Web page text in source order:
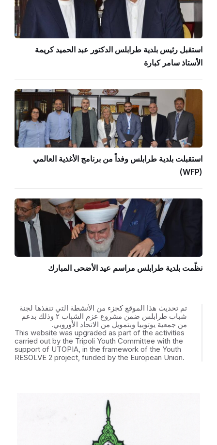
استقبل رئيس بلدية طرابلس الدكتور عبد الحميد كريمة
الأستاذ سامر كبارة
استقبلت بلدية طرابلس وفداً من برنامج الأغذية العالمي
(WFP)
نظّمت بلدية طرابلس مراسم عيد الأضحى المبارك
تم تحديث هذا الموقع كجزء من الأنشطة التي تنفذها لجنة
شباب طرابلس ضمن مشروع عزم الشباب ٢ وذلك بدعم
من جمعية يوتوبيا وبتمويل من الاتحاد الأوروبي.
This website was upgraded as part of the activities
carried out by the Tripoli Youth Committee with the
support of UTOPIA, in the framework of the Youth
RESOLVE 2 project, funded by the European Union.